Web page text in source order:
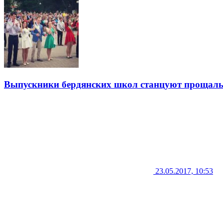
Выпускники бердянских школ станцуют
23.05.2017, 10:53